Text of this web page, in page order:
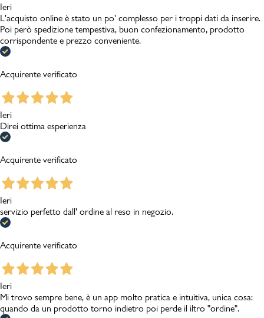
Ieri
L'acquisto online è stato un po' complesso per i troppi dati da inserire.
Poi però spedizione tempestiva, buon confezionamento, prodotto
corrispondente e prezzo conveniente.
Acquirente verificato
Ieri
Direi ottima esperienza
Acquirente verificato
Ieri
servizio perfetto dall' ordine al reso in negozio.
Acquirente verificato
Ieri
Mi trovo sempre bene, è un app molto pratica e intuitiva, unica cosa:
quando da un prodotto torno indietro poi perde il iltro "ordine".